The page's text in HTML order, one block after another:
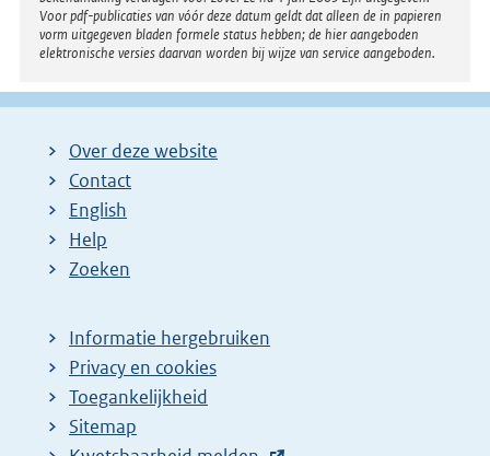
Voor pdf-publicaties van vóór deze datum geldt dat alleen de in papieren
vorm uitgegeven bladen formele status hebben; de hier aangeboden
elektronische versies daarvan worden bij wijze van service aangeboden.
Over deze website
Contact
English
Help
Zoeken
Informatie hergebruiken
Privacy en cookies
Toegankelijkheid
Sitemap